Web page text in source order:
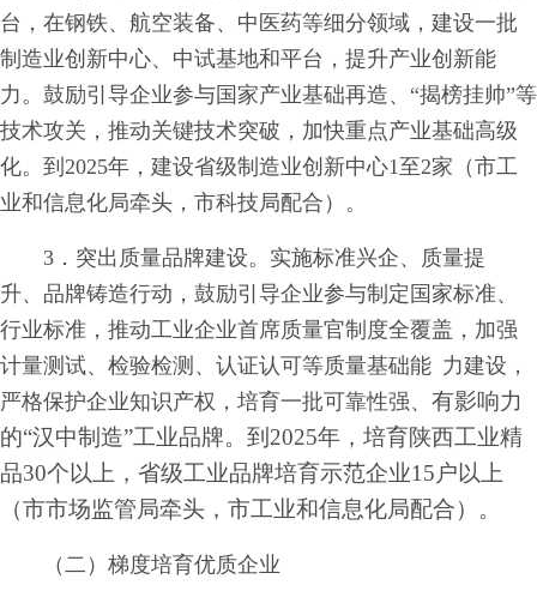
台，在钢铁、航空装备、中医药等细分领域，建设一批
制造业创新中心、中试基地和平台，提升产业创新能
力。鼓励引导企业参与国家产业基础再造、“揭榜挂帅”等
技术攻关，推动关键技术突破，加快重点产业基础高级
化。到2025年，建设省级制造业创新中心1至2家（市工
业和信息化局牵头，市科技局配合）。
3．突出质量品牌建设。实施标准兴企、质量提
升、品牌铸造行动，鼓励引导企业参与制定国家标准、
行业标准，推动工业企业首席质量官制度全覆盖，加强
计量测试、检验检测、认证认可等质量基础能 力建设，
严格保护企业知识产权，培育一批可靠性强、 有影响力
的“汉中制造”工业品牌。到2025年，培育陕西工业精
品30个以上，省级工业品牌培育示范企业15户以上
（市市场监管局牵头，市工业和信息化局配合）。
（二）梯度培育优质企业